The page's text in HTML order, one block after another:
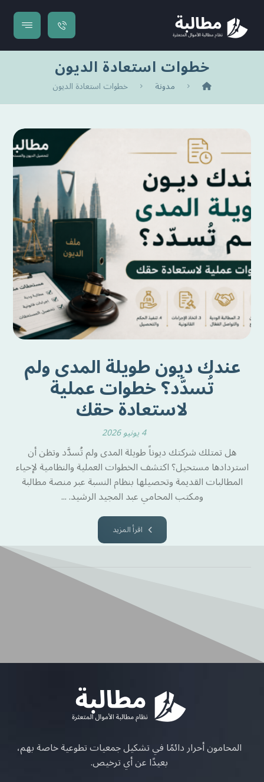
خطوات استعادة الديون
مدونة خطوات استعادة الديون
عندك ديون طويلة المدى ولم
تُسدَّد؟ خطوات عملية
لاستعادة حقك
4 يونيو 2026
هل تمتلك شركتك ديوناً طويلة المدى ولم تُسدَّد وتظن أن
استردادها مستحيل؟ اكتشف الخطوات العملية والنظامية لإحياء
المطالبات القديمة وتحصيلها بنظام النسبة عبر منصة مطالبة
ومكتب المحامي عبد المجيد الرشيد. ...
اقرأ المزيد
المحامون أحرار دائمًا في تشكيل جمعيات تطوعية خاصة بهم،
بعيدًا عن أي ترخيص.